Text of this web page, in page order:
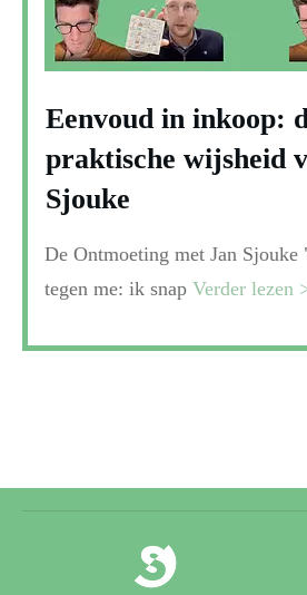
Eenvoud in inkoop:
praktische wijsheid
Sjouke
De Ontmoeting met Jan Sjouke
tegen me: ik snap Verder lezen